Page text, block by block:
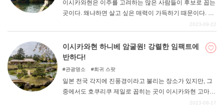
이시카와현은 이주를 고려하는 많은 사람들이 후보로 꼽는
곳이다. 왜냐하면 살고 싶은 매력이 가득하기 때문이다. 원
래 일본해변 지역의 다양한 식문화가 있는 등 특징이 있고,
도 꼽을 수 있다. 그런 이시카와 지역에는 가끔씩 가보고 싶
어지는 정원과 공원도 많이 조성되어 있다. 이번에는 특히
추천할 만한 5곳을 소개한다.
2023-09-22
이시카와현 하니베 암굴원! 강렬한 임팩트에
반하다!
관광명소 희귀 스팟
일본 전국 각지에 진풍경이라고 불리는 장소가 있지만, 그
중에서도 호쿠리쿠 제일로 꼽히는 곳이 이시카와현 고마쓰
시에 있는 하니베 암굴원(花邊岩窟院)이다. 이번 기사에서
2023-08-17